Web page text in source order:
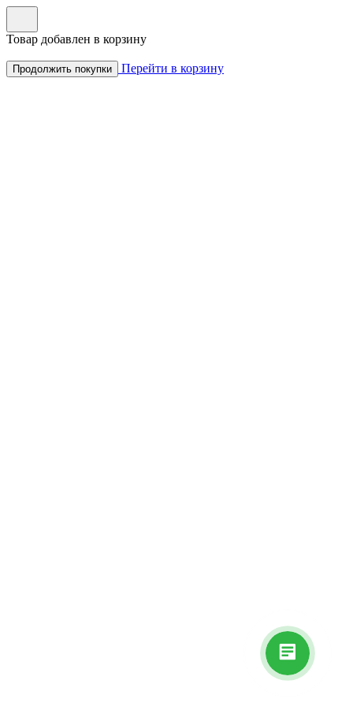
Товар добавлен в корзину
Продолжить покупки Перейти в корзину